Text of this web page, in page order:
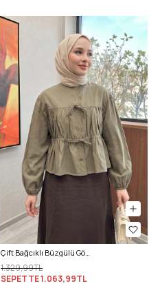
Çift Bağcıklı Büzgülü Gömlek Y0099 - AÇIK HAKİ
1.329,99TL
SEPETTE1.063,99TL